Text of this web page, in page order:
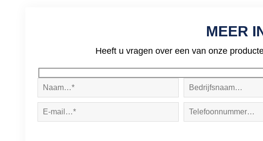
MEER
Heeft u vragen over een van onze